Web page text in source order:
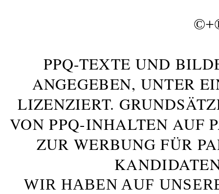
©+
PPQ-TEXTE UND
ANGEGEBEN, UNTER
LIZENZIERT.
VON PPQ-INHALTEN AUF
ZUR WERBUNG FÜR
WIR HABEN AUF